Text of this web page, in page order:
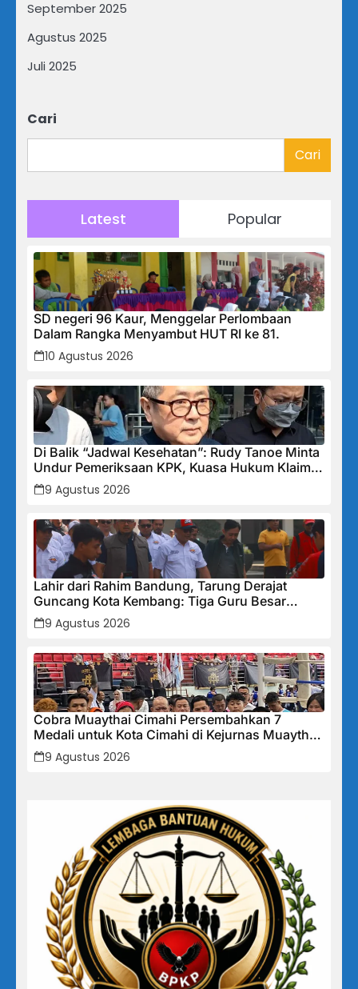
September 2025
Agustus 2025
Juli 2025
Cari
Cari
Latest Popular
SD negeri 96 Kaur, Menggelar Perlombaan
Dalam Rangka Menyambut HUT RI ke 81.
10 Agustus 2026
Di Balik “Jadwal Kesehatan”: Rudy Tanoe Minta
Undur Pemeriksaan KPK, Kuasa Hukum Klaim
Kooperatif Meski Status Tersangka Mengintai
9 Agustus 2026
Lahir dari Rahim Bandung, Tarung Derajat
Guncang Kota Kembang: Tiga Guru Besar
Hadirkan Semangat Baru, Linmas Dijadikan
Garda Keamanan Terlatih
9 Agustus 2026
Cobra Muaythai Cimahi Persembahkan 7
Medali untuk Kota Cimahi di Kejurnas Muaythai
Indonesia 2026
9 Agustus 2026